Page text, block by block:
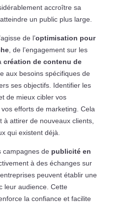
accroître sa
un public plus large.
de l’optimisation pour
, de l’engagement sur les
création de contenu de
aux besoins spécifiques de
ses objectifs. Identifier les
de mieux cibler vos
efforts de marketing. Cela
attirer de nouveaux clients,
qui existent déjà.
campagnes de publicité en
à des échanges sur
peuvent établir une
leur audience. Cette
la confiance et facilite